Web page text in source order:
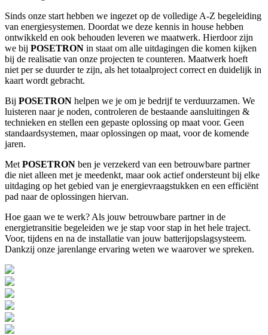
Sinds onze start hebben we ingezet op de volledige A-Z begeleiding
van energiesystemen. Doordat we deze kennis in house hebben
ontwikkeld en ook behouden leveren we maatwerk. Hierdoor zijn
we bij POSETRON in staat om alle uitdagingen die komen kijken
bij de realisatie van onze projecten te counteren. Maatwerk hoeft
niet per se duurder te zijn, als het totaalproject correct en duidelijk in
kaart wordt gebracht.
Bij POSETRON helpen we je om je bedrijf te verduurzamen. We
luisteren naar je noden, controleren de bestaande aansluitingen &
technieken en stellen een gepaste oplossing op maat voor. Geen
standaardsystemen, maar oplossingen op maat, voor de komende
jaren.
Met POSETRON ben je verzekerd van een betrouwbare partner
die niet alleen met je meedenkt, maar ook actief ondersteunt bij elke
uitdaging op het gebied van je energievraagstukken en een efficiënt
pad naar de oplossingen hiervan.
Hoe gaan we te werk? Als jouw betrouwbare partner in de
energietransitie begeleiden we je stap voor stap in het hele traject.
Voor, tijdens en na de installatie van jouw batterijopslagsysteem.
Dankzij onze jarenlange ervaring weten we waarover we spreken.